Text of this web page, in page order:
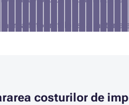
fotografiilor și a
costurilor de